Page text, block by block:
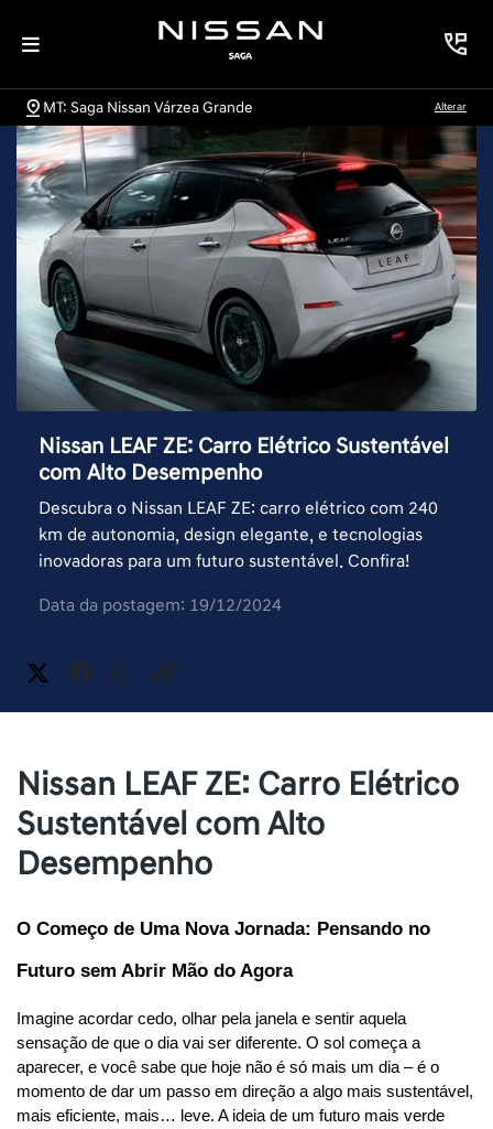
MT: Saga Nissan Várzea Grande Alterar
Nissan LEAF ZE: Carro Elétrico Sustentável
com Alto Desempenho
Descubra o Nissan LEAF ZE: carro elétrico com 240
km de autonomia, design elegante, e tecnologias
inovadoras para um futuro sustentável. Confira!
Data da postagem: 19/12/2024
Nissan LEAF ZE: Carro Elétrico
Sustentável com Alto
Desempenho
O Começo de Uma Nova Jornada: Pensando no
Futuro sem Abrir Mão do Agora
Imagine acordar cedo, olhar pela janela e sentir aquela
sensação de que o dia vai ser diferente. O sol começa a
aparecer, e você sabe que hoje não é só mais um dia – é o
momento de dar um passo em direção a algo mais sustentável,
mais eficiente, mais… leve. A ideia de um futuro mais verde